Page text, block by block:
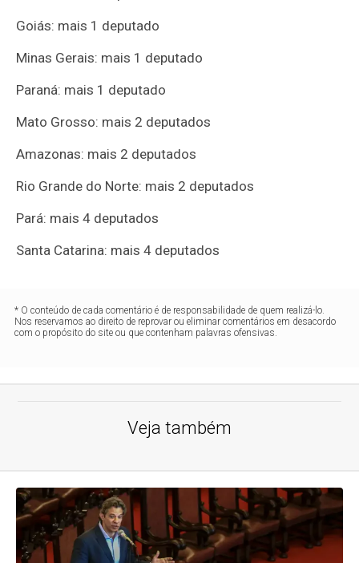
Goiás: mais 1 deputado
Minas Gerais: mais 1 deputado
Paraná: mais 1 deputado
Mato Grosso: mais 2 deputados
Amazonas: mais 2 deputados
Rio Grande do Norte: mais 2 deputados
Pará: mais 4 deputados
Santa Catarina: mais 4 deputados
* O conteúdo de cada comentário é de responsabilidade de quem realizá-lo.
Nos reservamos ao direito de reprovar ou eliminar comentários em desacordo
com o propósito do site ou que contenham palavras ofensivas.
Veja também